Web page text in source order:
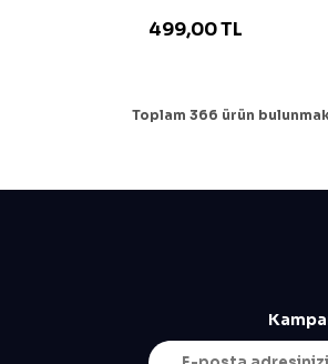
499,00TL
Toplam 366 ürün